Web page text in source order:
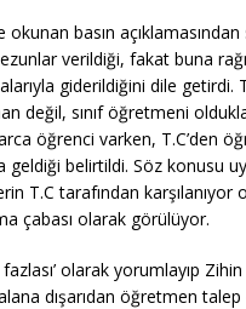
okunan basın
verildiği, fakat buna
giderildiğini dile
değil, sınıf öğretmeni
öğrenci varken, T.C’den
geldiği belirtildi. Söz konusu
T.C tarafından
çabası olarak görülüyor.
olarak yorumlayıp
dışarıdan öğretmen